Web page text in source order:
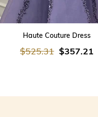
Haute Couture Dress
$357.21
$525.31